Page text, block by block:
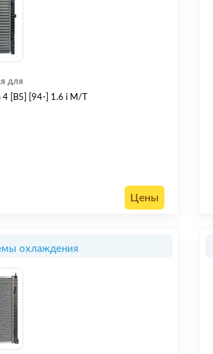
для
4 [B5] [94-] 1.6 i M/T
Цены
охлаждения